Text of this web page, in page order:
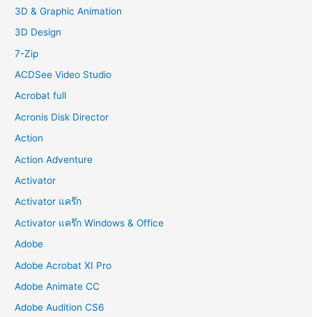
f
o
3D & Graphic Animation
3D Design
7-Zip
ACDSee Video Studio
Acrobat full
Acronis Disk Director
Action
Action Adventure
Activator
Activator แคร๊ก
Activator แคร๊ก Windows & Office
Adobe
Adobe Acrobat XI Pro
Adobe Animate CC
Adobe Audition CS6